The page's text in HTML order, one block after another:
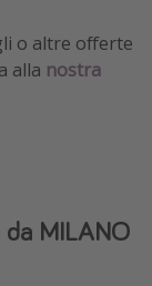
o altre offerte
alla nostra
MILANO